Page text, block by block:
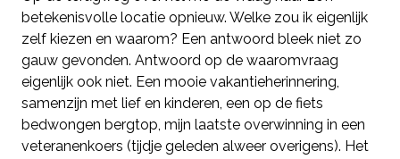
betekenisvolle locatie opnieuw. Welke zou ik eigenlijk
zelf kiezen en waarom? Een antwoord bleek niet zo
gauw gevonden. Antwoord op de waaromvraag
eigenlijk ook niet. Een mooie vakantieherinnering,
samenzijn met lief en kinderen, een op de fiets
bedwongen bergtop, mijn laatste overwinning in een
veteranenkoers (tijdje geleden alweer overigens). Het